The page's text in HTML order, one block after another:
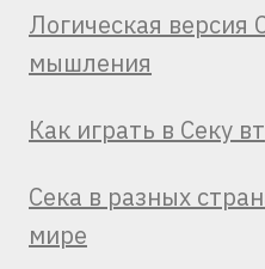
Логическая версия
мышления
Как играть в Секу
Сека в разных
мире